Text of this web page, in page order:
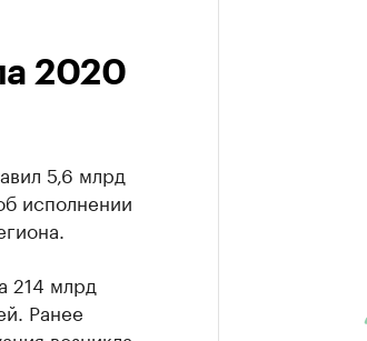
2020
5,6 млрд
исполнении
214 млрд
Ранее